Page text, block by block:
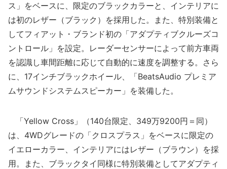
ス」をベースに、限定のブラックカラーと、インテリアに
は初のレザー（ブラック）を採用した。また、特別装備と
してフィアット・ブランド初の「アダプティブクルーズコ
ントロール」を設定。レーダーセンサーによって前方車両
を認識し車間距離に応じて自動的に速度を調整する。さら
に、17インチブラックホイール、「BeatsAudio プレミア
ムサウンドシステムスピーカー」を装備した。
「Yellow Cross」（140台限定、349万9200円＝同）
は、4WDグレードの「クロスプラス」をベースに限定の
イエローカラー、インテリアにはレザー（ブラウン）を採
用。また、ブラックタイ同様に特別装備としてアダプティ